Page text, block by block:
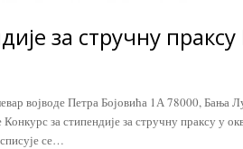
за стручну
Петра Бојовића 1А 78000, Бања
за стипендије за стручну праксу у
се…